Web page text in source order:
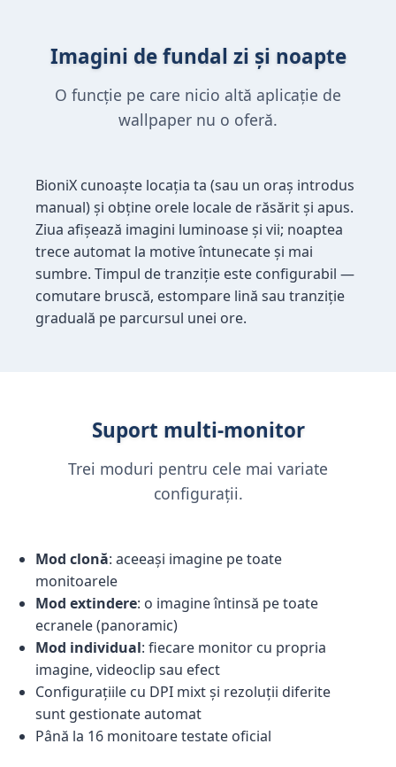
Imagini de fundal zi și noapte
O funcție pe care nicio altă aplicație de
wallpaper nu o oferă.
BioniX cunoaște locația ta (sau un oraș introdus
manual) și obține orele locale de răsărit și apus.
Ziua afișează imagini luminoase și vii; noaptea
trece automat la motive întunecate și mai
sumbre. Timpul de tranziție este configurabil —
comutare bruscă, estompare lină sau tranziție
graduală pe parcursul unei ore.
Suport multi-monitor
Trei moduri pentru cele mai variate
configurații.
Mod clonă: aceeași imagine pe toate
monitoarele
Mod extindere: o imagine întinsă pe toate
ecranele (panoramic)
Mod individual: fiecare monitor cu propria
imagine, videoclip sau efect
Configurațiile cu DPI mixt și rezoluții diferite
sunt gestionate automat
Până la 16 monitoare testate oficial